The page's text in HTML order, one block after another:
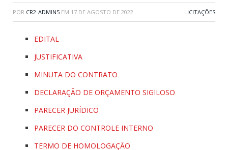
POR CR2-ADMIN5 EM 17 DE AGOSTO DE 2022 LICITAÇÕES
EDITAL
JUSTIFICATIVA
MINUTA DO CONTRATO
DECLARAÇÃO DE ORÇAMENTO SIGILOSO
PARECER JURÍDICO
PARECER DO CONTROLE INTERNO
TERMO DE HOMOLOGAÇÃO